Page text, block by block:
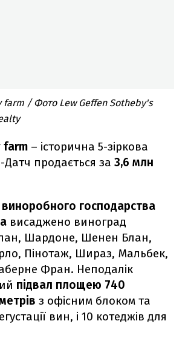
farm / Фото Lew Geffen Sotheby's
farm – історична 5-зіркова
продається за 3,6 млн
виноробного господарства
висаджено виноград
Шардоне, Шенен Блан,
Пінотаж, Шираз, Мальбек,
Фран. Неподалік
підвал площею 740
з офісним блоком та
вин, і 10 котеджів для